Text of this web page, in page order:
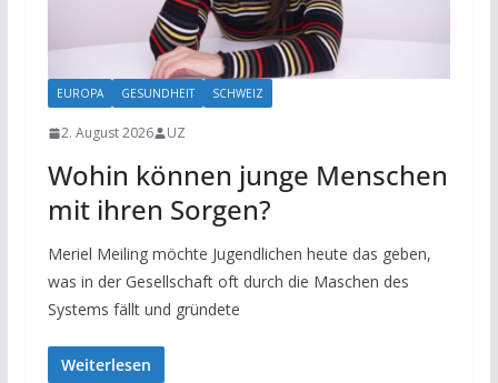
EUROPA GESUNDHEIT SCHWEIZ
2. August 2026 UZ
Wohin können junge Menschen
mit ihren Sorgen?
Meriel Meiling möchte Jugendlichen heute das geben,
was in der Gesellschaft oft durch die Maschen des
Systems fällt und gründete
Weiterlesen